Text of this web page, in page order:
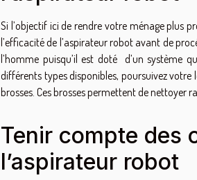
Si l’objectif ici de rendre votre ménage plus
l’efficacité de l’aspirateur robot avant de
l’homme puisqu’il est doté d’un système
différents types disponibles, poursuivez votre
brosses. Ces brosses permettent de nettoyer
Tenir compte des
l’aspirateur robot